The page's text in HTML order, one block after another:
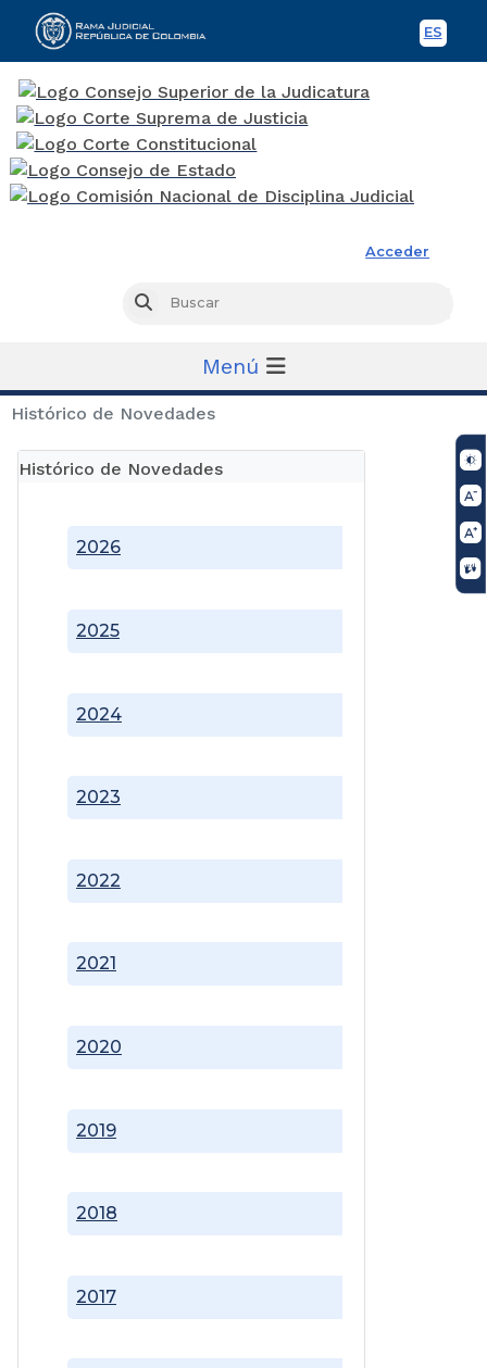
ES
Acceder
Buscar
Menú
Histórico de Novedades
Histórico de Novedades
2017
2018
2019
2020
2021
2022
2023
2024
2025
2026